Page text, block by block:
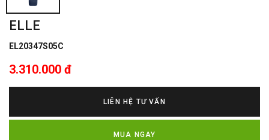
ELLE
EL20347S05C
3.310.000 đ
LIÊN HỆ TƯ VẤN
MUA NGAY